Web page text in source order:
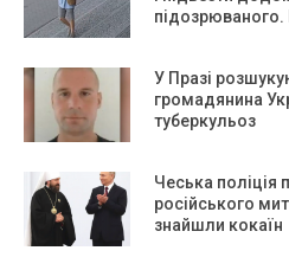
підозрюваного.
У Празі
громадянина
туберкульоз
Чеська поліція
російського
знайшли кокаїн